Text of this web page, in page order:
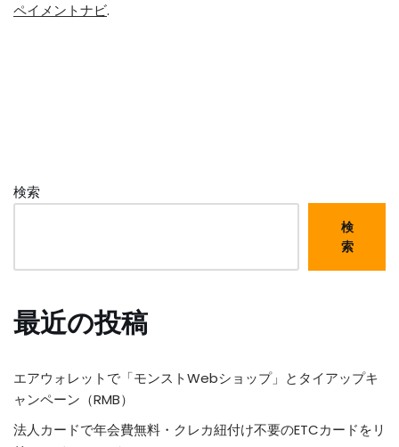
ペイメントナビ.
検索
検
索
最近の投稿
エアウォレットで「モンストWebショップ」とタイアップキ
ャンペーン（RMB）
法人カードで年会費無料・クレカ紐付け不要のETCカードをリ